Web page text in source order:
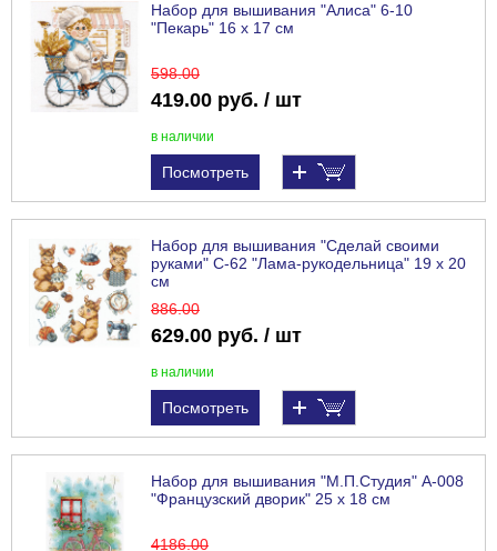
Набор для вышивания "Алиса" 6-10
"Пекарь" 16 х 17 см
598.00
419.00 руб. / шт
в наличии
Посмотреть
Набор для вышивания "Сделай своими
руками" С-62 "Лама-рукодельница" 19 х 20
см
886.00
629.00 руб. / шт
в наличии
Посмотреть
Набор для вышивания "М.П.Студия" А-008
"Французский дворик" 25 х 18 см
4186.00